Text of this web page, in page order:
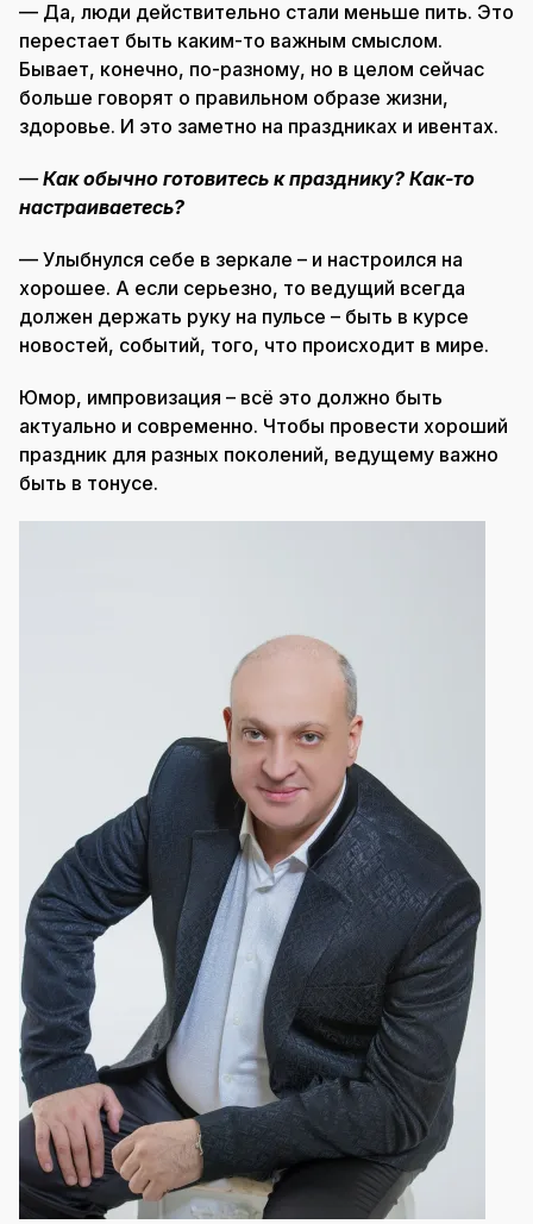
— Да, люди действительно стали меньше пить. Это
перестает быть каким-то важным смыслом.
Бывает, конечно, по-разному, но в целом сейчас
больше говорят о правильном образе жизни,
здоровье. И это заметно на праздниках и ивентах.
—Как обычно готовитесь к празднику? Как-то
настраиваетесь?
— Улыбнулся себе в зеркале – и настроился на
хорошее. А если серьезно, то ведущий всегда
должен держать руку на пульсе – быть в курсе
новостей, событий, того, что происходит в мире.
Юмор, импровизация – всё это должно быть
актуально и современно. Чтобы провести хороший
праздник для разных поколений, ведущему важно
быть в тонусе.